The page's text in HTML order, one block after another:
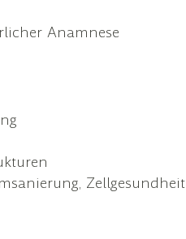
Anamnese
Zellgesundheit